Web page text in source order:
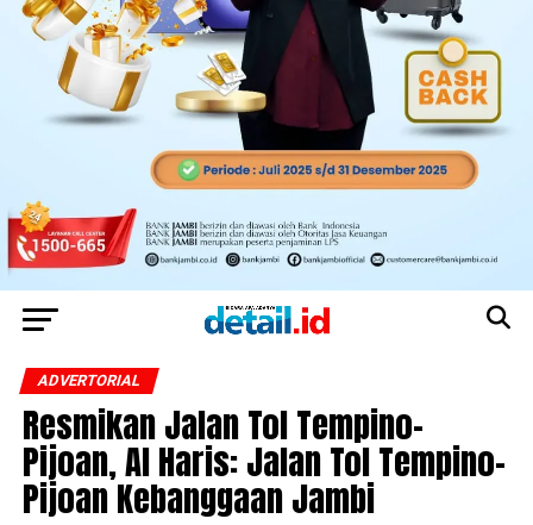
ADVERTORIAL
Resmikan Jalan Tol Tempino-
Pijoan, Al Haris: Jalan Tol Tempino-
Pijoan Kebanggaan Jambi